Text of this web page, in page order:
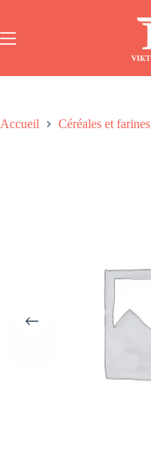
Accueil Céréales et farines